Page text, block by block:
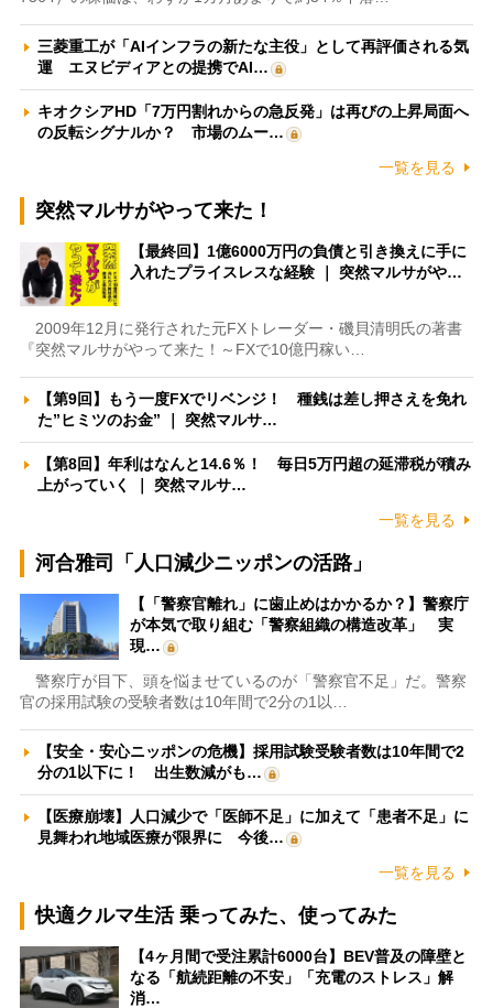
三菱重工が「AIインフラの新たな主役」として再評価される気
運 エヌビディアとの提携でAI…
キオクシアHD「7万円割れからの急反発」は再びの上昇局面へ
の反転シグナルか？ 市場のムー…
一覧を見る
突然マルサがやって来た！
【最終回】1億6000万円の負債と引き換えに手に
入れたプライスレスな経験 ｜ 突然マルサがや…
2009年12月に発行された元FXトレーダー・磯貝清明氏の著書
『突然マルサがやって来た！～FXで10億円稼い…
【第9回】もう一度FXでリベンジ！ 種銭は差し押さえを免れ
た”ヒミツのお金” ｜ 突然マルサ…
【第8回】年利はなんと14.6％！ 毎日5万円超の延滞税が積み
上がっていく ｜ 突然マルサ…
一覧を見る
河合雅司「人口減少ニッポンの活路」
【「警察官離れ」に歯止めはかかるか？】警察庁
が本気で取り組む「警察組織の構造改革」 実
現…
警察庁が目下、頭を悩ませているのが「警察官不足」だ。警察
官の採用試験の受験者数は10年間で2分の1以…
【安全・安心ニッポンの危機】採用試験受験者数は10年間で2
分の1以下に！ 出生数減がも…
【医療崩壊】人口減少で「医師不足」に加えて「患者不足」に
見舞われ地域医療が限界に 今後…
一覧を見る
快適クルマ生活 乗ってみた、使ってみた
【4ヶ月間で受注累計6000台】BEV普及の障壁と
なる「航続距離の不安」「充電のストレス」解
消…